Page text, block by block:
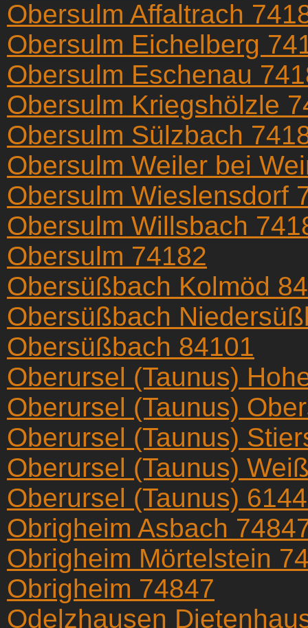
Obersulm Affaltrach
Obersulm Eichelberg
Obersulm Eschenau
Obersulm Kriegshölzle
Obersulm Sülzbach
Obersulm Weiler bei
Obersulm Wieslensdorf
Obersulm Willsbach
Obersulm 74182
Obersüßbach Kolmöd
Obersüßbach
Obersüßbach 84101
Oberursel (Taunus)
Oberursel (Taunus)
Oberursel (Taunus)
Oberursel (Taunus)
Oberursel (Taunus)
Obrigheim Asbach
Obrigheim Mörtelstein
Obrigheim 74847
Odelzhausen